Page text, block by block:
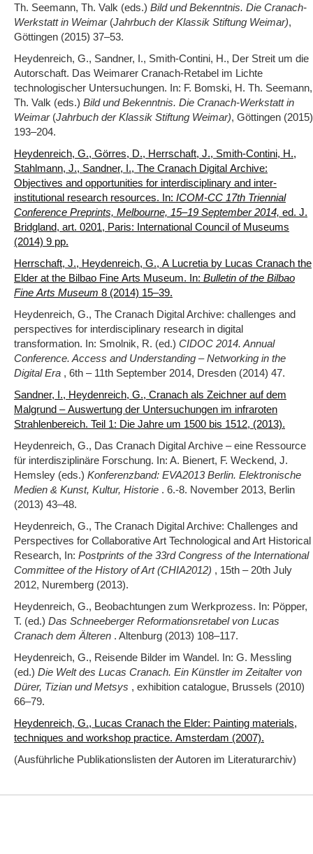
Th. Seemann, Th. Valk (eds.) Bild und Bekenntnis. Die Cranach-
Werkstatt in Weimar (Jahrbuch der Klassik Stiftung Weimar),
Göttingen (2015) 37‒53.
Heydenreich, G., Sandner, I., Smith-Contini, H., Der Streit um die
Autorschaft. Das Weimarer Cranach-Retabel im Lichte
technologischer Untersuchungen. In: F. Bomski, H. Th. Seemann,
Th. Valk (eds.) Bild und Bekenntnis. Die Cranach-Werkstatt in
Weimar (Jahrbuch der Klassik Stiftung Weimar), Göttingen (2015)
193‒204.
Heydenreich, G., Görres, D., Herrschaft, J., Smith-Contini, H.,
Stahlmann, J., Sandner, I., The Cranach Digital Archive:
Objectives and opportunities for interdisciplinary and inter-
institutional research resources. In: ICOM-CC 17th Triennial
Conference Preprints, Melbourne, 15–19 September 2014, ed. J.
Bridgland, art. 0201, Paris: International Council of Museums
(2014) 9 pp.
Herrschaft, J., Heydenreich, G., A Lucretia by Lucas Cranach the
Elder at the Bilbao Fine Arts Museum. In: Bulletin of the Bilbao
Fine Arts Museum 8 (2014) 15‒39.
Heydenreich, G., The Cranach Digital Archive: challenges and
perspectives for interdisciplinary research in digital
transformation. In: Smolnik, R. (ed.) CIDOC 2014. Annual
Conference. Access and Understanding – Networking in the
Digital Era , 6th – 11th September 2014, Dresden (2014) 47.
Sandner, I., Heydenreich, G., Cranach als Zeichner auf dem
Malgrund – Auswertung der Untersuchungen im infraroten
Strahlenbereich. Teil 1: Die Jahre um 1500 bis 1512, (2013).
Heydenreich, G., Das Cranach Digital Archive – eine Ressource
für interdisziplinäre Forschung. In: A. Bienert, F. Weckend, J.
Hemsley (eds.) Konferenzband: EVA2013 Berlin. Elektronische
Medien & Kunst, Kultur, Historie . 6.-8. November 2013, Berlin
(2013) 43‒48.
Heydenreich, G., The Cranach Digital Archive: Challenges and
Perspectives for Collaborative Art Technological and Art Historical
Research, In: Postprints of the 33rd Congress of the International
Committee of the History of Art (CHIA2012) , 15th – 20th July
2012, Nuremberg (2013).
Heydenreich, G., Beobachtungen zum Werkprozess. In: Pöpper,
T. (ed.) Das Schneeberger Reformationsretabel von Lucas
Cranach dem Älteren . Altenburg (2013) 108‒117.
Heydenreich, G., Reisende Bilder im Wandel. In: G. Messling
(ed.) Die Welt des Lucas Cranach. Ein Künstler im Zeitalter von
Dürer, Tizian und Metsys , exhibition catalogue, Brussels (2010)
66‒79.
Heydenreich, G., Lucas Cranach the Elder: Painting materials,
techniques and workshop practice. Amsterdam (2007).
(Ausführliche Publikationslisten der Autoren im Literaturarchiv)